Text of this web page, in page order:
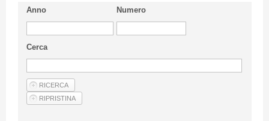
Linee Guida
Privacy Policy
Articoli
Anno Numero
Cerca